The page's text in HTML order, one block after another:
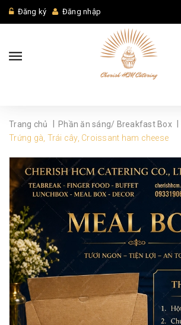
Đăng ký Đăng nhập
Trang chủ Phần ăn sáng/ Breakfast Box
Trứng gà, Trái cây, Croissant ham cheese